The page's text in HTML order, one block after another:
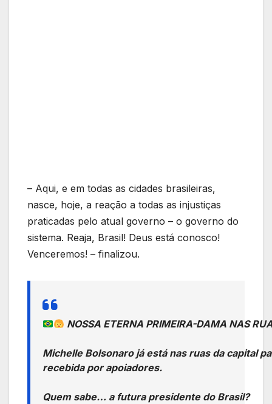
– Aqui, e em todas as cidades brasileiras,
nasce, hoje, a reação a todas as injustiças
praticadas pelo atual governo – o governo do
sistema. Reaja, Brasil! Deus está conosco!
Venceremos! – finalizou.
NOSSA ETERNA PRIMEIRA-DAMA NAS
Michelle Bolsonaro já está nas ruas da capital
recebida por apoiadores.
Quem sabe… a futura presidente do Brasil?